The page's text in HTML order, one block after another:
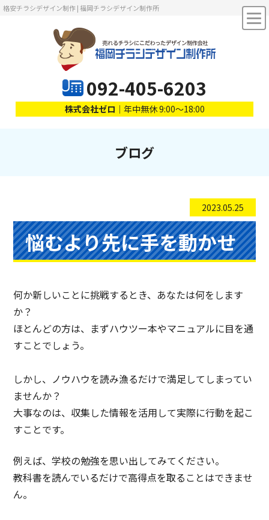
格安チラシデザイン制作 | 福岡チラシデザイン制作所
092-405-6203
株式会社ゼロ ｜年中無休 9:00～18:00
ブログ
2023.05.25
悩むより先に手を動かせ
何か新しいことに挑戦するとき、あなたは何をします
か？
ほとんどの方は、まずハウツー本やマニュアルに目を通
すことでしょう。
しかし、ノウハウを読み漁るだけで満足してしまってい
ませんか？
大事なのは、収集した情報を活用して実際に行動を起こ
すことです。
例えば、学校の勉強を思い出してみてください。
教科書を読んでいるだけで高得点を取ることはできませ
ん。